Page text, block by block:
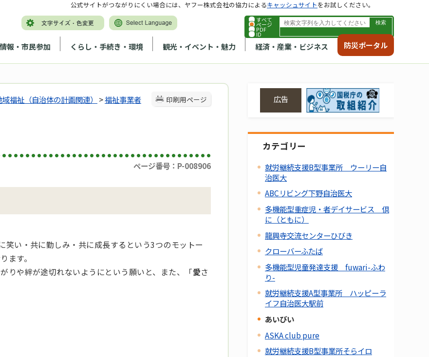
すべて
ページ
PDF
ID
報・市民参加 くらし・手続き・環境 観光・イベント・魅力 経済・産業・ビジネス 防災ポータル
公式サイトがつながりにくい場合には、ヤフー株式会社の協力によるキャッシュサイトをお試しください。
印刷用ページ
福祉（自治体の計画関連） >福祉事業者
ページ番号：P-008906
笑い・共に勤しみ・共に成長するという3つのモットー
ます。
りや絆が途切れないようにという願いと、また、「愛さ
広告
カテゴリー
就労継続支援B型事業所 ウーリー自
治医大
ABCリビング下野自治医大
多機能型重症児・者デイサービス 倶
に（ともに）
龍興寺交流センターひびき
クローバーふたば
多機能型児童発達支援 fuwari-ふわ
り-
就労継続支援A型事業所 ハッピーラ
イフ自治医大駅前
あいびい
ASKA club pure
就労継続支援B型事業所そらイロ